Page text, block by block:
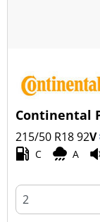
Continental
215/50 R1892V
C A